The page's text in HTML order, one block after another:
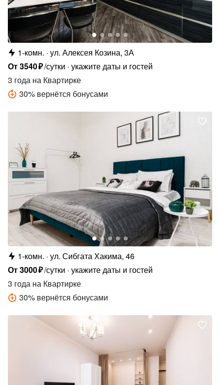
1-комн. ул. Алексея Козина, 3А
От3540₽/сутки укажите даты и гостей
3 года на Квартирке
30% вернётся бонусами
1-комн. ул. Сибгата Хакима, 46
От3000₽/сутки укажите даты и гостей
3 года на Квартирке
30% вернётся бонусами